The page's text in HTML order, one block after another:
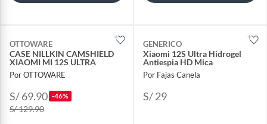
OTTOWARE
CASE NILLKIN CAMSHIELD
XIAOMI MI 12S ULTRA
Por OTTOWARE
S/ 69.90 -46%
S/ 129.90
GENERICO
Xiaomi 12S Ultra Hidrogel
Antiespia HD Mica
Por Fajas Canela
S/ 29